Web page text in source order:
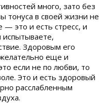
много, зато без
тонуса в своей жизни не
это и есть стресс, и
испытываете,
Здоровым его
еще и
если не по любви, то
Это и есть здоровый
расслабленным